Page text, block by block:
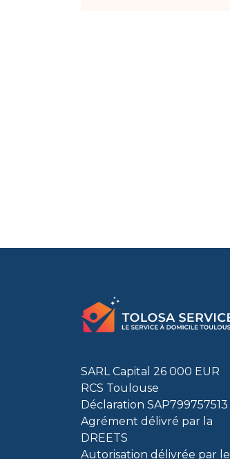
SARL Capital 26 000 EUR
RCS Toulouse
Déclaration SAP799757513
Agrément délivré par la
DREETS
Autorisation délivrée par le